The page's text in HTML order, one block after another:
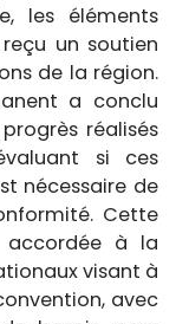
les éléments
un soutien
de la région.
a conclu
réalisés
si ces
nécessaire de
Cette
accordée à la
visant à
avec